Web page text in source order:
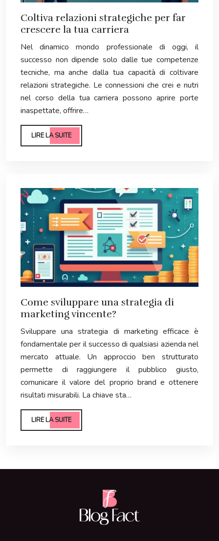
Coltiva relazioni strategiche per far
crescere la tua carriera
Nel dinamico mondo professionale di oggi, il
successo non dipende solo dalle tue competenze
tecniche, ma anche dalla tua capacità di coltivare
relazioni strategiche. Le connessioni che crei e nutri
nel corso della tua carriera possono aprire porte
inaspettate, offrire…
LIRE LA SUITE
Come sviluppare una strategia di
marketing vincente?
Sviluppare una strategia di marketing efficace è
fondamentale per il successo di qualsiasi azienda nel
mercato attuale. Un approccio ben strutturato
permette di raggiungere il pubblico giusto,
comunicare il valore del proprio brand e ottenere
risultati misurabili. La chiave sta…
LIRE LA SUITE